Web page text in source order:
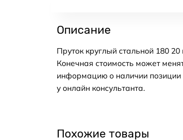
Описание
Пруток круглый стальной 180
Конечная стоимость может
информацию о наличии позиции
у онлайн консультанта.
Похожие товары